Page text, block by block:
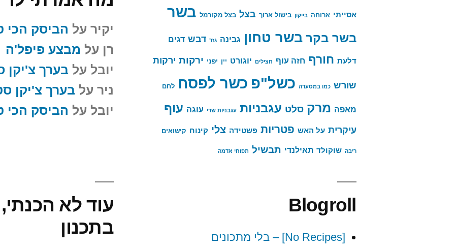
אסייתי ארוחה בייקון בישול ארוך בצל בצל מקורמל בשר
בשר בקר בשר טחון גבינה גזר דבש דגים
דלעת חורף חזה עוף חצילים יוגורט יין יפני ירקות ירקות
שורש כמו במסעדה כשל"פ כשר לפסח לחם
מאפה מרק סלט עגבניות עגבניות שרי עוגה עוף
עיקרית על האש פטריות פשטידה צלי קינוח קישואים
ריבה שוקולד תאילנדי תבשיל תפוחי אדמה
יקיר על הביסק הכי
רן על מבצע פיפל'ה
יובל על בערך צ'יקן
ניר על בערך צ'יקן
יובל על הביסק הכי
Blogroll
[No Recipes] – בלי מתכונים
עוד לא
בתכנון